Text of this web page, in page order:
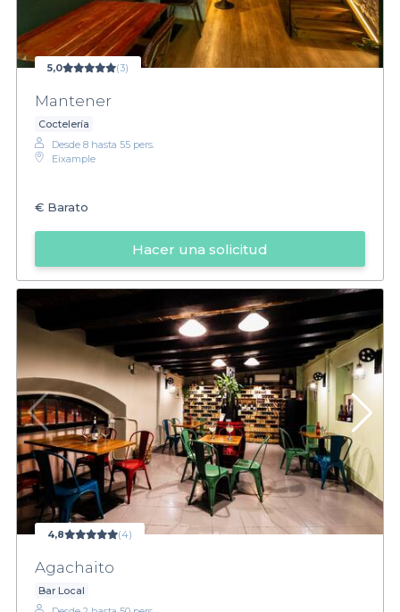
5,0 (3)
Mantener
Coctelería
Desde 8 hasta 55 pers.
Eixample
€ Barato
Hacer una solicitud
4,8 (4)
Agachaito
Bar Local